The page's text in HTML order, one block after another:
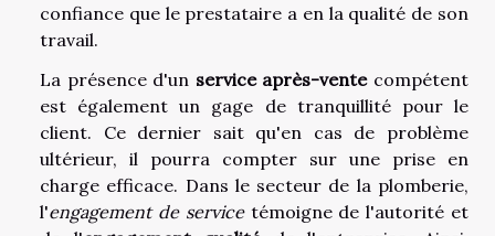
confiance que le prestataire a en la qualité de son
travail.
La présence d'un service après-ventecompétent
est également un gage de tranquillité pour le
client. Ce dernier sait qu'en cas de problème
ultérieur, il pourra compter sur une prise en
charge efficace. Dans le secteur de la plomberie,
l'engagement de servicetémoigne de l'autorité et